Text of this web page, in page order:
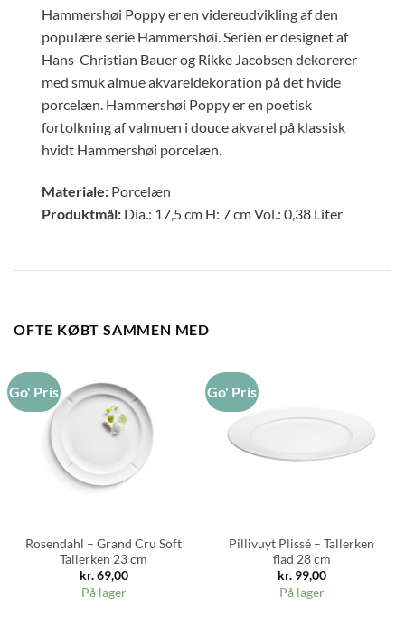
Hammershøi Poppy er en videreudvikling af den
populære serie Hammershøi. Serien er designet af
Hans-Christian Bauer og Rikke Jacobsen dekorerer
med smuk almue akvareldekoration på det hvide
porcelæn. Hammershøi Poppy er en poetisk
fortolkning af valmuen i douce akvarel på klassisk
hvidt Hammershøi porcelæn.
Materiale: Porcelæn
Produktmål: Dia.: 17,5 cm H: 7 cm Vol.: 0,38 Liter
OFTE KØBT SAMMEN MED
Go' Pris
Rosendahl – Grand Cru Soft
Tallerken 23 cm
kr.69,00
På lager
Go' Pris
Pillivuyt Plissé – Tallerken
flad 28 cm
kr.99,00
På lager